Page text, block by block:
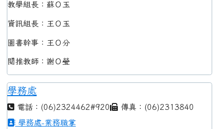
教學組長：蘇Ｏ玉
資訊組長：王Ｏ玉
圖書幹事：王Ｏ分
閱推教師：謝Ｏ瑩
學務處
電話：(06)2324462#920
傳真：(06)2313840
學務處-業務職掌